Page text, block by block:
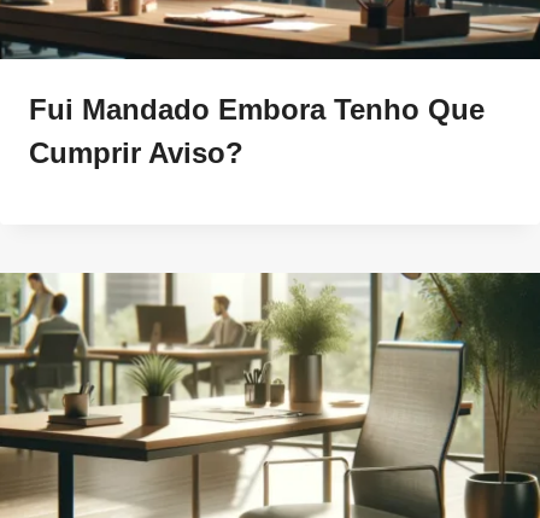
Fui Mandado Embora Tenho Que
Cumprir Aviso?